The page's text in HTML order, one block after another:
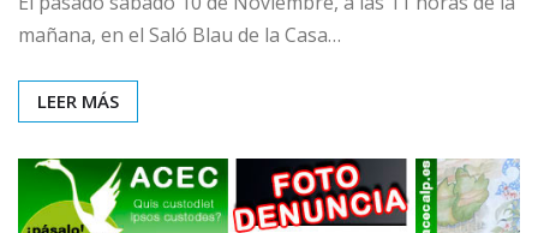
mañana, en el Saló Blau de la Casa…
LEER MÁS